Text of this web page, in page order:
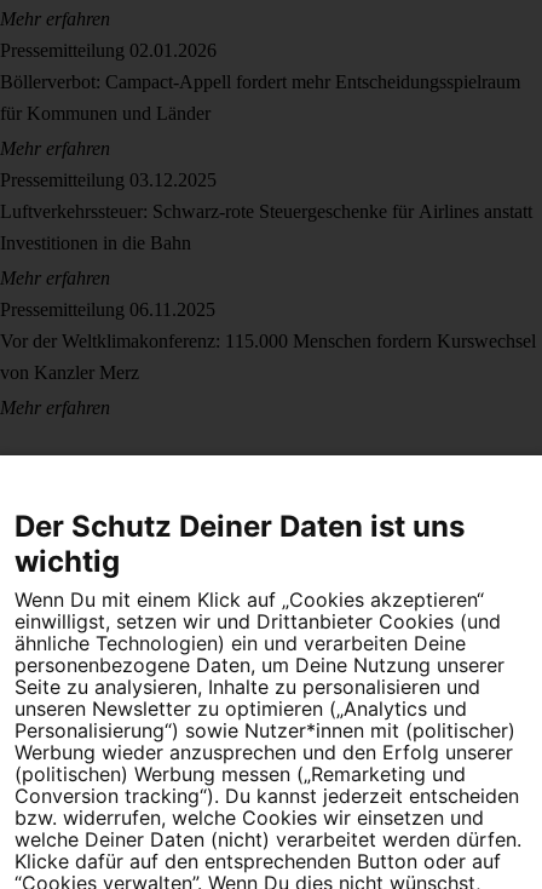
Mehr erfahren
Pressemitteilung 02.01.2026
Böllerverbot: Campact-Appell fordert mehr Entscheidungsspielraum
für Kommunen und Länder
Mehr erfahren
Pressemitteilung 03.12.2025
Luftverkehrssteuer: Schwarz-rote Steuergeschenke für Airlines anstatt
Investitionen in die Bahn
Mehr erfahren
Pressemitteilung 06.11.2025
Vor der Weltklimakonferenz: 115.000 Menschen fordern Kurswechsel
von Kanzler Merz
Mehr erfahren
Dein Engagement macht den Unterschied. Schließe Dich 4,5
Millionen Menschen an.
Newsletter bestellen
Campact e.V.
IBAN DE95 2‍5‍1‍2 0‍5‍1‍0 6‍9‍8‍0 0‍0‍0‍0 0‍0
SozialBank
Der Schutz Deiner Daten ist uns
wichtig
Wenn Du mit einem Klick auf „Cookies akzeptieren“
einwilligst, setzen wir und Drittanbieter Cookies (und
ähnliche Technologien) ein und verarbeiten Deine
personenbezogene Daten, um Deine Nutzung unserer
Seite zu analysieren, Inhalte zu personalisieren und
unseren Newsletter zu optimieren („Analytics und
Personalisierung“) sowie Nutzer*innen mit (politischer)
Werbung wieder anzusprechen und den Erfolg unserer
(politischen) Werbung messen („Remarketing und
Conversion tracking“). Du kannst jederzeit entscheiden
bzw. widerrufen, welche Cookies wir einsetzen und
welche Deiner Daten (nicht) verarbeitet werden dürfen.
Klicke dafür auf den entsprechenden Button oder auf
“Cookies verwalten”. Wenn Du dies nicht wünschst,